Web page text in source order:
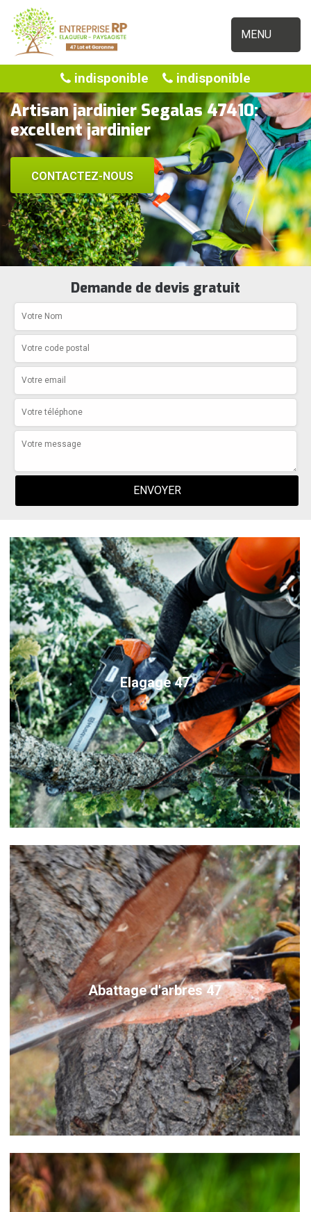
MENU
indisponible indisponible
Artisan jardinier Segalas 47410:
excellent jardinier
CONTACTEZ-NOUS
Demande de devis gratuit
Elagage 47
Abattage d'arbres 47